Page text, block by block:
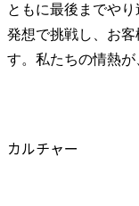
ともに最後までや
発想で挑戦し、お
す。私たちの情熱が
カルチャー